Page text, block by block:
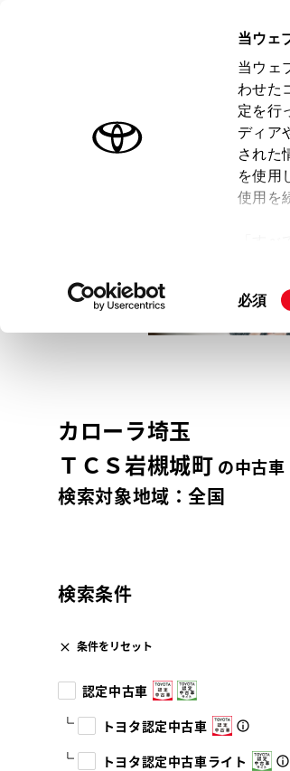
当ウェ
当ウェ
わせた
定を行
ディア
された
を使用
使用を
て」を
同
必須
オーナーサポート
トヨタ認定中古車
トヨタ認定中古車の
カローラ埼玉
ＴＣＳ岩槻城町 の中古車
検索対象地域：全国
検索条件
条件をリセット
認定中古車
トヨタ認定中古車
トヨタ認定中古車ライト